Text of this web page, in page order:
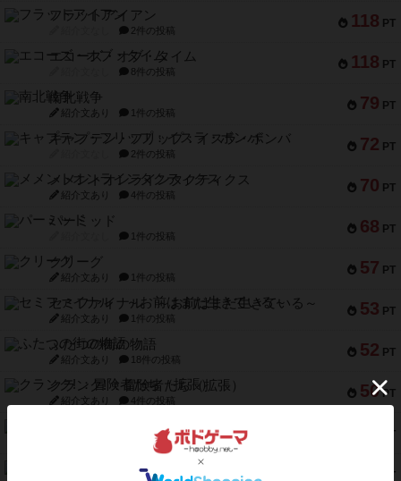
118 PT
フラットアイアン
2件の投稿
118 PT
エコーズ・オブ・タイム
8件の投稿
79 PT
南北戦争
紹介文あり 1件の投稿
72 PT
キャプテン・フリップ：イスラ・ボンバ
2件の投稿
70 PT
メメントオンラインタクティクス
紹介文あり 4件の投稿
68 PT
パーミッド
1件の投稿
57 PT
クリーグ
紹介文あり 1件の投稿
53 PT
セミファイナル ～お前はまだ生きている～
紹介文あり 1件の投稿
52 PT
ふたつの街の物語
紹介文あり 18件の投稿
50 PT
クランク! ：冒険者たち（拡張）
紹介文あり 4件の投稿
PT
1件の投稿
PT
スターマイン・ラミー ポケット